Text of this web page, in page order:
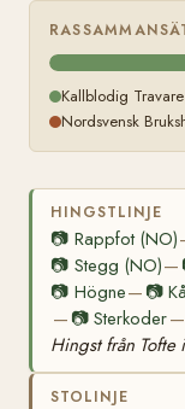
Kallblodig
Nordsvensk
HINGSTLINJE
📷 Rappfot (NO)
📷 Stegg (NO)—
📷 Högne— 📷
— 📷Sterkoder—
Hingst från Tofte
STOLINJE